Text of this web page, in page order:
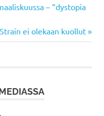
– “dystopia
ei olekaan kuollut